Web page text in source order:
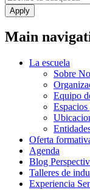
Main
La escuela
Sobre
Equipo
Oferta
Agenda
Blog
Talleres de
Experiencia